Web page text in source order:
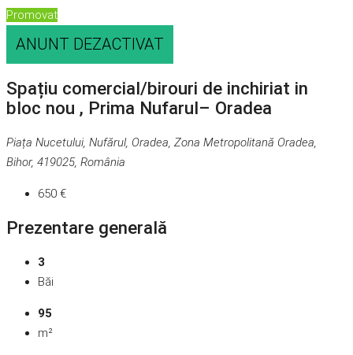
Promovat
ANUNT DEZACTIVAT
Spațiu comercial/birouri de inchiriat in
bloc nou , Prima Nufarul– Oradea
Piața Nucetului, Nufărul, Oradea, Zona Metropolitană Oradea,
Bihor, 419025, România
650 €
Prezentare generală
3
Băi
95
m²